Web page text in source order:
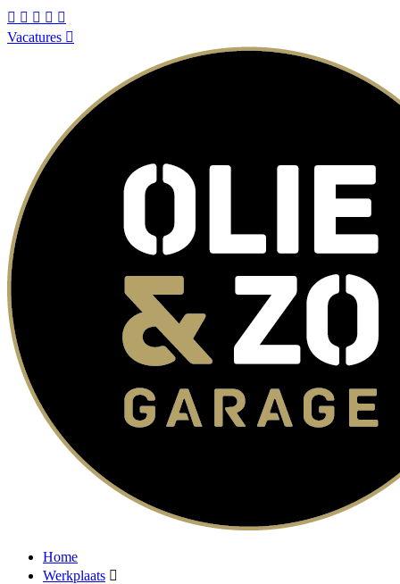
Vacatures
Home
Werkplaats